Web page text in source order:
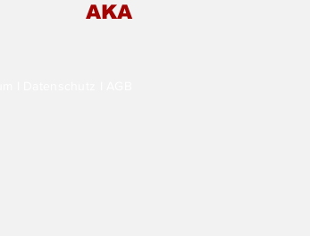
AKA